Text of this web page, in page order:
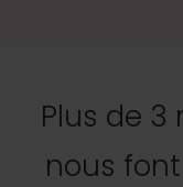
Plus de 3
nous